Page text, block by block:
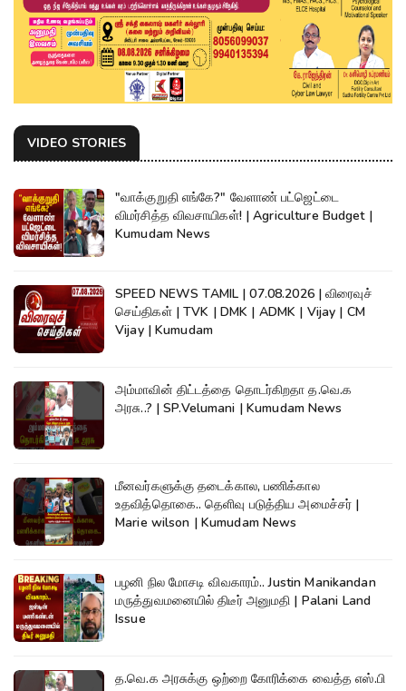
VIDEO STORIES
"வாக்குறுதி எங்கே?" வேளாண் பட்ஜெட்டை
விமர்சித்த விவசாயிகள்! | Agriculture Budget |
Kumudam News
SPEED NEWS TAMIL | 07.08.2026 | விரைவுச்
செய்திகள் | TVK | DMK | ADMK | Vijay | CM
Vijay | Kumudam
அம்மாவின் திட்டத்தை தொடர்கிறதா த.வெ.க
அரசு..? | SP.Velumani | Kumudam News
மீனவர்களுக்கு தடைக்கால, பணிக்கால
உதவித்தொகை.. தெளிவு படுத்திய அமைச்சர் |
Marie wilson | Kumudam News
பழனி நில மோசடி விவகாரம்.. Justin Manikandan
மருத்துவமனையில் திடீர் அனுமதி | Palani Land
Issue
த.வெ.க அரசுக்கு ஒற்றை கோரிக்கை வைத்த எஸ்.பி